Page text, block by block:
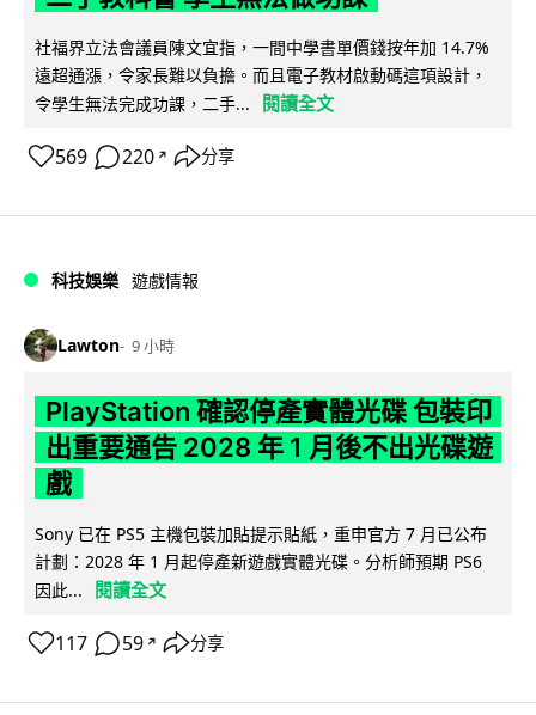
社福界立法會議員陳文宜指，一間中學書單價錢按年加 14.7%
遠超通漲，令家長難以負擔。而且電子教材啟動碼這項設計，
令學生無法完成功課，二手...
閱讀全文
569 220 ↗ 分享
科技娛樂 遊戲情報
Lawton 9 小時
PlayStation 確認停產實體光碟 包裝印
出重要通告 2028 年 1 月後不出光碟遊
戲
Sony 已在 PS5 主機包裝加貼提示貼紙，重申官方 7 月已公布
計劃：2028 年 1 月起停產新遊戲實體光碟。分析師預期 PS6
因此...
閱讀全文
117 59 ↗ 分享